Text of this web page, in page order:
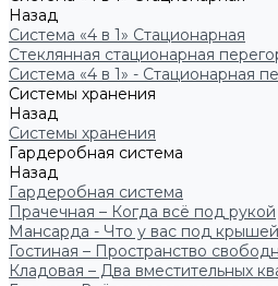
Назад
Система «4 в 1» Стационарная
Стеклянная стационарная
Система «4 в 1» - Стационарная
Системы хранения
Назад
Системы хранения
Гардеробная система
Назад
Гардеробная система
Прачечная – Когда всё под рукой
Мансарда - Что у вас под
Гостиная – Пространство
Кладовая – Два вместительных